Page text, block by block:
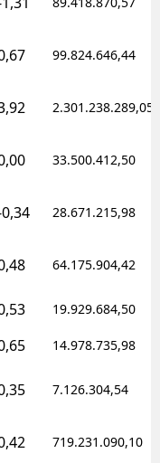
99.824.646,44
2.301.238.289,05
33.500.412,50
28.671.215,98
64.175.904,42
19.929.684,50
14.978.735,98
7.126.304,54
719.231.090,10